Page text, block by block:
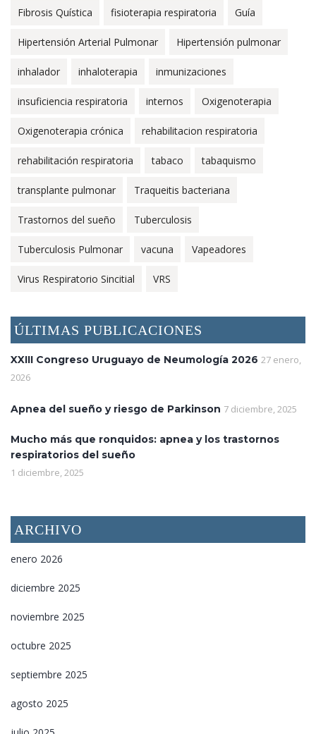
Fibrosis Quística fisioterapia respiratoria Guía
Hipertensión Arterial Pulmonar Hipertensión pulmonar
inhalador inhaloterapia inmunizaciones
insuficiencia respiratoria internos Oxigenoterapia
Oxigenoterapia crónica rehabilitacion respiratoria
rehabilitación respiratoria tabaco tabaquismo
transplante pulmonar Traqueitis bacteriana
Trastornos del sueño Tuberculosis
Tuberculosis Pulmonar vacuna Vapeadores
Virus Respiratorio Sincitial VRS
ÚLTIMAS PUBLICACIONES
XXIII Congreso Uruguayo de Neumología 2026 27 enero,
2026
Apnea del sueño y riesgo de Parkinson 7 diciembre, 2025
Mucho más que ronquidos: apnea y los trastornos
respiratorios del sueño
1 diciembre, 2025
ARCHIVO
enero 2026
diciembre 2025
noviembre 2025
octubre 2025
septiembre 2025
agosto 2025